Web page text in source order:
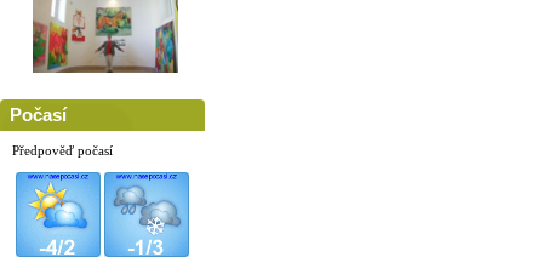
Počasí
Předpověď počasí